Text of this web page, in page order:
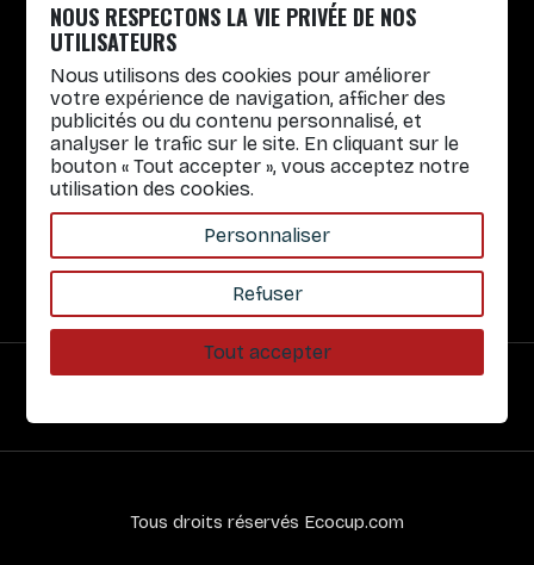
Lun. au Vend. : 8h30-12h30 / 14h-17h
Gobelets réutilisables
Infos pratiques
Liens rapides
Nos Services
À propos
Tous droits réservés Ecocup.com
NOUS RESPECTONS LA VIE PRIVÉE DE NOS
UTILISATEURS
Nous utilisons des cookies pour améliorer
votre expérience de navigation, afficher des
publicités ou du contenu personnalisé, et
analyser le trafic sur le site. En cliquant sur le
bouton « Tout accepter », vous acceptez notre
utilisation des cookies.
Personnaliser
Refuser
Tout accepter